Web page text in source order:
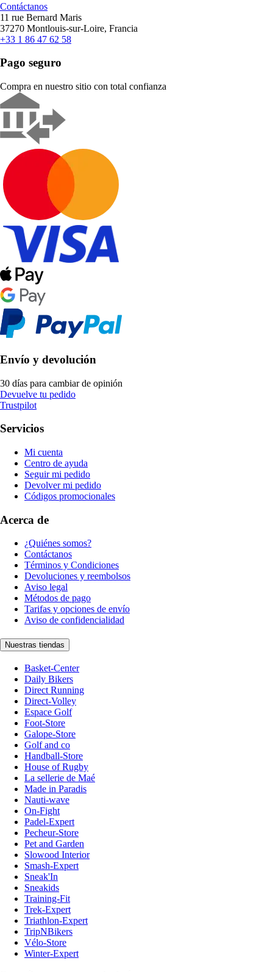
Contáctanos
11 rue Bernard Maris
37270 Montlouis-sur-Loire, Francia
+33 1 86 47 62 58
Pago seguro
Compra en nuestro sitio con total confianza
Envío y devolución
30 días para cambiar de opinión
Devuelve tu pedido
Trustpilot
Servicios
Mi cuenta
Centro de ayuda
Seguir mi pedido
Devolver mi pedido
Códigos promocionales
Acerca de
¿Quiénes somos?
Contáctanos
Términos y Condiciones
Devoluciones y reembolsos
Aviso legal
Métodos de pago
Tarifas y opciones de envío
Aviso de confidencialidad
Nuestras tiendas
Basket-Center
Daily Bikers
Direct Running
Direct-Volley
Espace Golf
Foot-Store
Galope-Store
Golf and co
Handball-Store
House of Rugby
La sellerie de Maé
Made in Paradis
Nauti-wave
On-Fight
Padel-Expert
Pecheur-Store
Pet and Garden
Slowood Interior
Smash-Expert
Sneak'In
Sneakids
Training-Fit
Trek-Expert
Triathlon-Expert
TripNBikers
Vélo-Store
Winter-Expert